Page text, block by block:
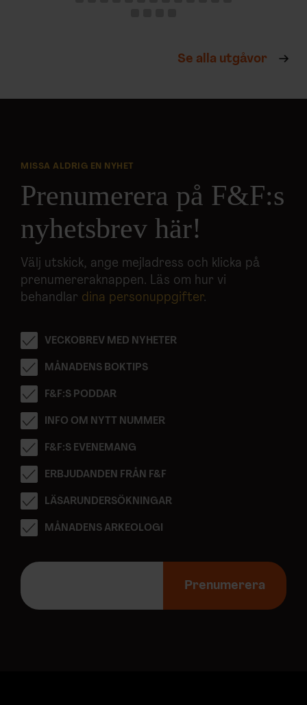
Se alla utgåvor
MISSA ALDRIG EN NYHET
Prenumerera på F&F:s
nyhetsbrev här!
Välj utskick, ange mejladress och klicka på
prenumereraknappen. Läs om hur vi
behandlar dina personuppgifter.
VECKOBREV MED NYHETER
MÅNADENS BOKTIPS
F&F:S PODDAR
INFO OM NYTT NUMMER
F&F:S EVENEMANG
ERBJUDANDEN FRÅN F&F
LÄSARUNDERSÖKNINGAR
MÅNADENS ARKEOLOGI
E
p
Prenumerera